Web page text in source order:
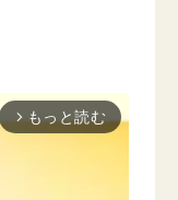
arrow_forward_ios もっと読む